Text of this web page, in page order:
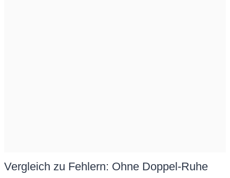
Vergleich zu Fehlern: Ohne Doppel-Ruhe